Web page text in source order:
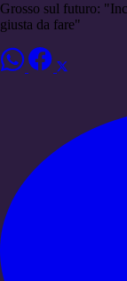
Grosso sul futuro:
giusta da fare"